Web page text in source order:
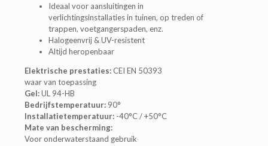
Ideaal voor aansluitingen in
verlichtingsinstallaties in tuinen, op treden of
trappen, voetgangerspaden, enz.
Halogeenvrij & UV-resistent
Altijd heropenbaar
Elektrische prestaties:CEI EN 50393
waar van toepassing
Gel:UL 94-HB
Bedrijfstemperatuur: 90°
Installatietemperatuur: -40°C / +50°C
Mate van bescherming:
Voor onderwaterstaand gebruik